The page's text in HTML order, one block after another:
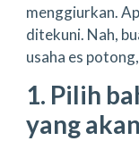
menggiurkan.
ditekuni. Nah,
usaha es
1. Pilih
yang